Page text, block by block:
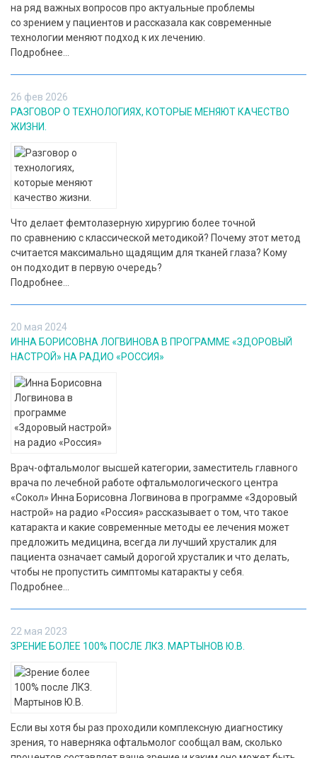
на ряд важных вопросов про актуальные проблемы
со зрением у пациентов и рассказала как современные
технологии меняют подход к их лечению.
Подробнее...
26 фев 2026
РАЗГОВОР О ТЕХНОЛОГИЯХ, КОТОРЫЕ МЕНЯЮТ КАЧЕСТВО
ЖИЗНИ.
Что делает фемтолазерную хирургию более точной
по сравнению с классической методикой? Почему этот метод
считается максимально щадящим для тканей глаза? Кому
он подходит в первую очередь?
Подробнее...
20 мая 2024
ИННА БОРИСОВНА ЛОГВИНОВА В ПРОГРАММЕ «ЗДОРОВЫЙ
НАСТРОЙ» НА РАДИО «РОССИЯ»
Врач-офтальмолог высшей категории, заместитель главного
врача по лечебной работе офтальмологического центра
«Сокол» Инна Борисовна Логвинова в программе «Здоровый
настрой» на радио «Россия» рассказывает о том, что такое
катаракта и какие современные методы ее лечения может
предложить медицина, всегда ли лучший хрусталик для
пациента означает самый дорогой хрусталик и что делать,
чтобы не пропустить симптомы катаракты у себя.
Подробнее...
22 мая 2023
ЗРЕНИЕ БОЛЕЕ 100% ПОСЛЕ ЛКЗ. МАРТЫНОВ Ю.В.
Если вы хотя бы раз проходили комплексную диагностику
зрения, то наверняка офтальмолог сообщал вам, сколько